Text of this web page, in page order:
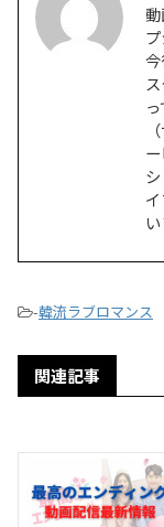
い
-韓流ラブロマンス
関連記事